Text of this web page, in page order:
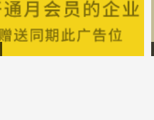
-华宁
-云南华宁